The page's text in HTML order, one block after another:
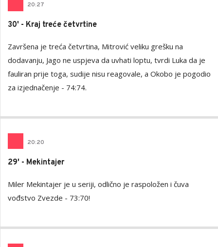
20:27
30' - Kraj treće četvrtine
Završena je treća četvrtina, Mitrović veliku grešku na
dodavanju, Jago ne uspjeva da uvhati loptu, tvrdi Luka da je
fauliran prije toga, sudije nisu reagovale, a Okobo je pogodio
za izjednačenje - 74:74.
20:20
29' - Mekintajer
Miler Mekintajer je u seriji, odlično je raspoložen i čuva
vođstvo Zvezde - 73:70!